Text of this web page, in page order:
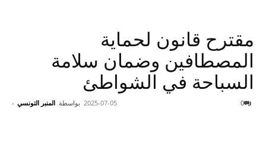
التونسي
مقترح قانون لحماية
المصطافين وضمان سلامة
السباحة في الشواطئ
بواسطة المنبر التونسي - 2025-07-05 0